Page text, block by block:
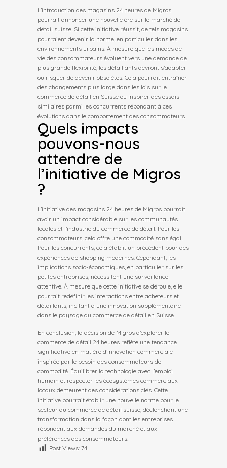
L’introduction des magasins 24 heures de Migros
pourrait annoncer une nouvelle ère sur le marché de
détail suisse. Si cette initiative réussit, de tels magasins
pourraient devenir la norme, en particulier dans les
environnements urbains. À mesure que les modes de
vie des consommateurs évoluent vers une demande de
plus grande flexibilité, les détaillants devront s’adapter
ou risquer de devenir obsolètes. Cela pourrait entraîner
des changements plus large dans les lois sur le
commerce de détail en Suisse ou inspirer des essais
similaires parmi les concurrents répondant à ces
évolutions dans le comportement des consommateurs.
Quels impacts
pouvons-nous
attendre de
l’initiative de Migros
?
L’initiative des magasins 24 heures de Migros pourrait
avoir un impact considérable sur les communautés
locales et l’industrie du commerce de détail. Pour les
consommateurs, cela offre une commodité sans égal.
Pour les concurrents, cela établit un précédent pour des
expériences de shopping modernes. Cependant, les
implications socio-économiques, en particulier sur les
petites entreprises, nécessitent une surveillance
attentive. À mesure que cette initiative se déroule, elle
pourrait redéfinir les interactions entre acheteurs et
détaillants, incitant à une innovation supplémentaire
dans le paysage du commerce de détail en Suisse.
En conclusion, la décision de Migros d’explorer le
commerce de détail 24 heures reflète une tendance
significative en matière d’innovation commerciale
inspirée par le besoin des consommateurs de
commodité. Équilibrer la technologie avec l’emploi
humain et respecter les écosystèmes commerciaux
locaux demeurent des considérations clés. Cette
initiative pourrait établir une nouvelle norme pour le
secteur du commerce de détail suisse, déclenchant une
transformation dans la façon dont les entreprises
répondent aux demandes du marché et aux
préférences des consommateurs.
Post Views: 74